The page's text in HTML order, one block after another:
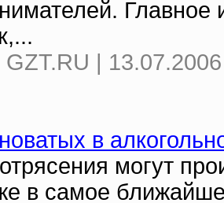
Главное
|
в
могут
в самое